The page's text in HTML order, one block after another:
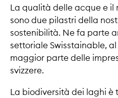
La qualità delle acque e il
sono due pilastri della
sostenibilità. Ne fa parte
settoriale Swisstainable,
maggior parte delle
svizzere.
La biodiversità dei laghi è